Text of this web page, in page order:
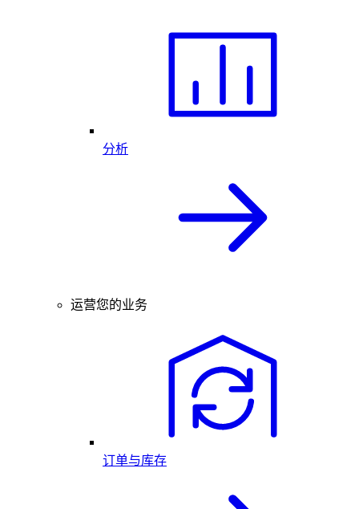
分析
运营您的业务
订单与库存